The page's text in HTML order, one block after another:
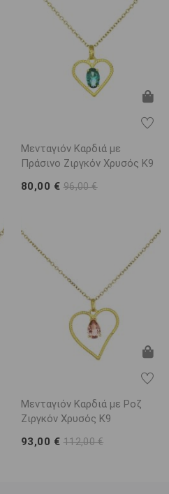
Μενταγιόν Καρδιά με
Πράσινο Ζιργκόν Χρυσός K9
80,00 € 96,00 €
Μενταγιόν Καρδιά με Ροζ
Ζιργκόν Χρυσός K9
93,00 € 112,00 €